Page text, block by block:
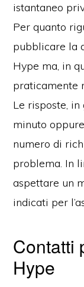
istantaneo
Per quanto
pubblicare la
Hype ma, in
praticamente
Le risposte,
minuto
numero di
problema. In
aspettare un
indicati per
Contatti
Hype